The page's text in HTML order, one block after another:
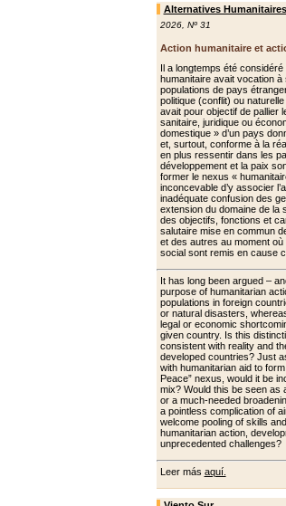
Alternatives
2026, Nº 31
Action humanitaire et
Il a longtemps été
humanitaire avait vocation
populations de pays
politique (conflit) ou
avait pour objectif de pallier
sanitaire, juridique ou
domestique » d’un pays
et, surtout, conforme à la
en plus ressentir dans les
dévelop­pement et la paix
former le nexus «
inconcevable d’y associer
ina­déquate confusion des
extension du domaine de la
des objectifs, fonc­tions et
salutaire mise en commun
et des autres au moment où
social sont remis en cause
It has long been argued –
purpose of humanitarian
populations in foreign
or natural disasters,
legal or economic
giv­en country. Is this
consistent with re­ality and
developed countries? Just
with humanitarian aid to
Peace” nexus, would it be
mix? Would this be seen as
or a much-needed
a pointless complication of
wel­come pooling of skills
humanitarian action,
unprecedented challenges?
Leer más aquí.